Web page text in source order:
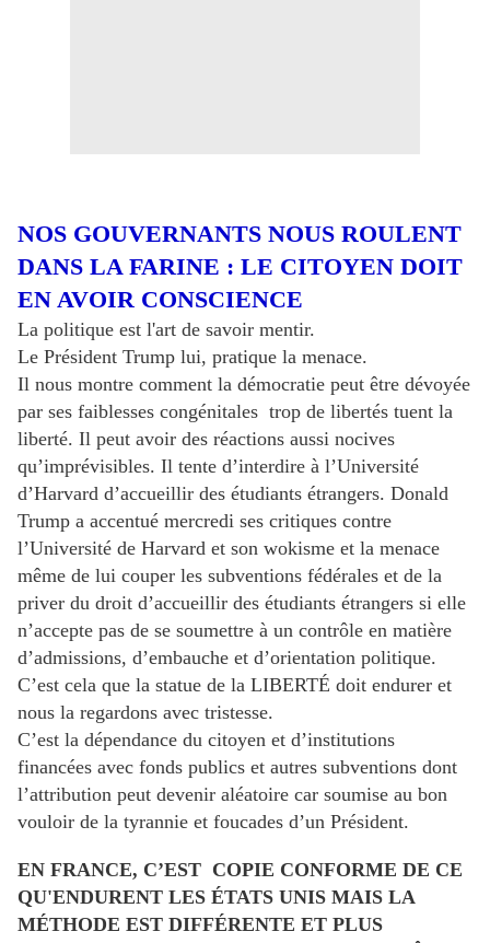
NOS GOUVERNANTS NOUS ROULENT
DANS LA FARINE : LE CITOYEN DOIT
EN AVOIR CONSCIENCE
La politique est l'art de savoir mentir.
Le Président Trump lui, pratique la menace.
Il nous montre comment la démocratie peut être dévoyée
par ses faiblesses congénitales trop de libertés tuent la
liberté. Il peut avoir des réactions aussi nocives
qu’imprévisibles. Il tente d’interdire à l’Université
d’Harvard d’accueillir des étudiants étrangers. Donald
Trump a accentué mercredi ses critiques contre
l’Université de Harvard et son wokisme et la menace
même de lui couper les subventions fédérales et de la
priver du droit d’accueillir des étudiants étrangers si elle
n’accepte pas de se soumettre à un contrôle en matière
d’admissions, d’embauche et d’orientation politique.
C’est cela que la statue de la LIBERTÉ doit endurer et
nous la regardons avec tristesse.
C’est la dépendance du citoyen et d’institutions
financées avec fonds publics et autres subventions dont
l’attribution peut devenir aléatoire car soumise au bon
vouloir de la tyrannie et foucades d’un Président.
EN FRANCE, C’EST COPIE CONFORME DE CE
QU'ENDURENT LES ÉTATS UNIS MAIS LA
MÉTHODE EST DIFFÉRENTE ET PLUS